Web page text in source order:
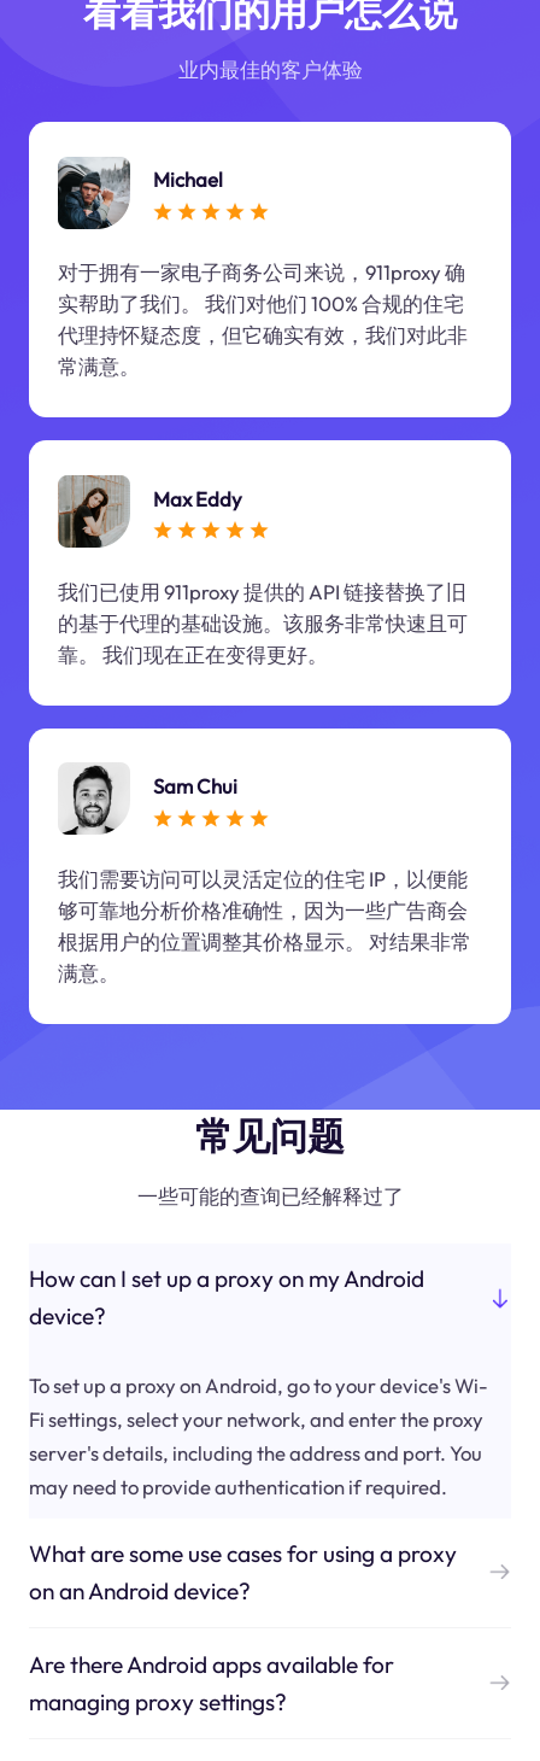
看看我们的用户怎么说
业内最佳的客户体验
Michael
对于拥有一家电子商务公司来说，911proxy 确
实帮助了我们。 我们对他们 100% 合规的住宅
代理持怀疑态度，但它确实有效，我们对此非
常满意。
Max Eddy
我们已使用 911proxy 提供的 API 链接替换了旧
的基于代理的基础设施。该服务非常快速且可
靠。 我们现在正在变得更好。
Sam Chui
我们需要访问可以灵活定位的住宅 IP，以便能
够可靠地分析价格准确性，因为一些广告商会
根据用户的位置调整其价格显示。 对结果非常
满意。
常见问题
一些可能的查询已经解释过了
How can I set up a proxy on my Android
device?
To set up a proxy on Android, go to your device's Wi-
Fi settings, select your network, and enter the proxy
server's details, including the address and port. You
may need to provide authentication if required.
What are some use cases for using a proxy
on an Android device?
Are there Android apps available for
managing proxy settings?